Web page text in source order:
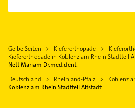
Fenster
Kammerjäger
Kanalreinigung
Bestatter
Physikalische Therapie
Physiotherapie
Gelbe Seiten Kieferorthopäde
Kieferorthopäde in Koblenz am Rhein Stadtteil
Nett Mariam Dr.med.dent.
Deutschland
Rheinland-Pfalz
Koblenz
Koblenz am Rhein Stadtteil Altstadt